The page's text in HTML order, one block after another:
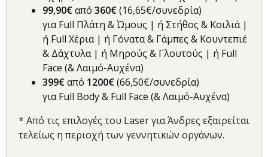
99,90€από 360€(16,65€/συνεδρία)
για Full Πλάτη & Ώμους | ή Στήθος & Κοιλιά |
ή Full Χέρια | ή Γόνατα & Γάμπες & Κουντεπιέ
& Δάχτυλα | ή Μηρούς & Γλουτούς | ή Full
Face (& Λαιμό-Αυχένα)
399€από 1200€(66,50€/συνεδρία)
για Full Body & Full Face (& Λαιμό-Αυχένα)
* Από τις επιλογές του Laser για Άνδρες εξαιρείται
τελείως η περιοχή των γεννητικών οργάνων.